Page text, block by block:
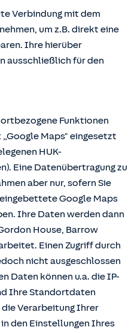
Verbindung mit dem
um z.B. direkt eine
Ihre hierüber
ausschließlich für den
Funktionen
Maps" eingesetzt
HUK-
Eine Datenübertragung zu
aber nur, sofern Sie
Google Maps
Ihre Daten werden dann
House, Barrow
Einen Zugriff durch
nicht ausgeschlossen
Daten können u.a. die IP-
Ihre Standortdaten
die Verarbeitung Ihrer
den Einstellungen Ihres